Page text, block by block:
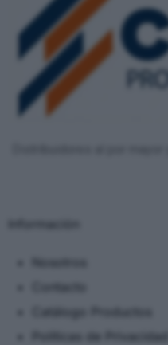
Información
Contacto
Catálogo Productos
Políticas de Privacidad